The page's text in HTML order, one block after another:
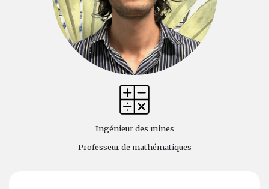
Ingénieur des mines
Professeur de mathématiques